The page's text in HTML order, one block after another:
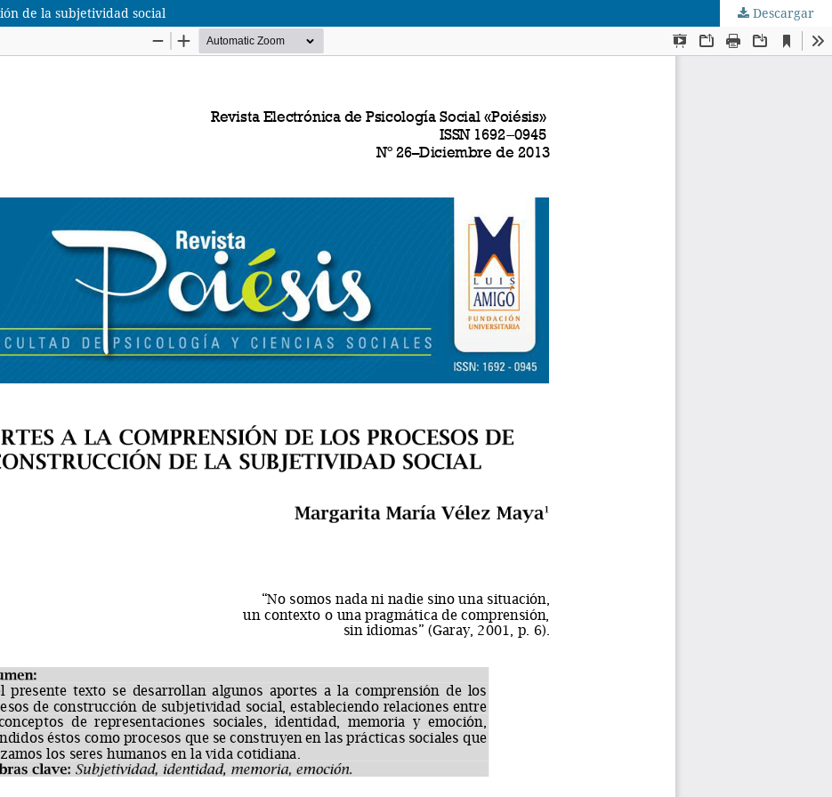
de la subjetividad social Descargar